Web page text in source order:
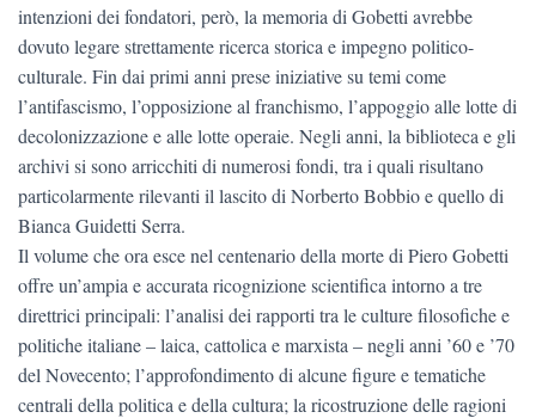
intenzioni dei fondatori, però, la memoria di Gobetti avrebbe
dovuto legare strettamente ricerca storica e impegno politico-
culturale. Fin dai primi anni prese iniziative su temi come
l’antifascismo, l’opposizione al franchismo, l’appoggio alle lotte di
decolonizzazione e alle lotte operaie. Negli anni, la biblioteca e gli
archivi si sono arricchiti di numerosi fondi, tra i quali risultano
particolarmente rilevanti il lascito di Norberto Bobbio e quello di
Bianca Guidetti Serra.
Il volume che ora esce nel centenario della morte di Piero Gobetti
offre un’ampia e accurata ricognizione scientifica intorno a tre
direttrici principali: l’analisi dei rapporti tra le culture filosofiche e
politiche italiane – laica, cattolica e marxista – negli anni ’60 e ’70
del Novecento; l’approfondimento di alcune figure e tematiche
centrali della politica e della cultura; la ricostruzione delle ragioni